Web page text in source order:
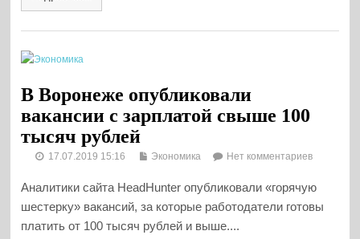
В Воронеже опубликовали
вакансии с зарплатой свыше 100
тысяч рублей
17.07.2019 15:16 Экономика Нет комментариев
Аналитики сайта HeadHunter опубликовали «горячую
шестерку» вакансий, за которые работодатели готовы
платить от 100 тысяч рублей и выше....